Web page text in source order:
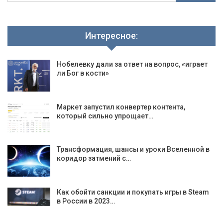
Интересное:
Нобелевку дали за ответ на вопрос, «играет
ли Бог в кости»
Маркет запустил конвертер контента,
который сильно упрощает…
Трансформация, шансы и уроки Вселенной в
коридор затмений с…
Как обойти санкции и покупать игры в Steam
в России в 2023…